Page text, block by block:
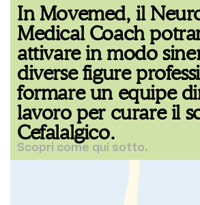
In Movemed, il
Medical Coach
attivare in modo
diverse figure
formare un equipe
lavoro per curare il
Cefalalgico.
Scopri come qui sotto.